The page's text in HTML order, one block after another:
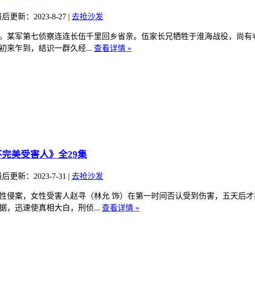
后更新：2023-8-27 | 去抢沙发
军第七侦察连连长伍千里回乡省亲。伍家长兄牺牲于淮海战役，尚
来乍到，结识一群久经... 查看详情 »
美受害人》全29集
后更新：2023-7-31 | 去抢沙发
案，女性受害人赵寻（林允 饰）在第一时间否认受到伤害，五天后
，迅速使真相大白，刑侦... 查看详情 »